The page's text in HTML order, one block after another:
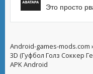
Это просто
Android-games-mods.com
3D (Гуфбол Голз Соккер
APK Android